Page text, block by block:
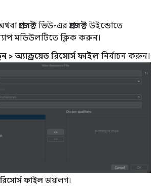
প্রজেক্ট ভিউ-এর প্রজেক্ট উইন্ডোতে
মডিউলটিতে ক্লিক করুন।
> অ্যান্ড্রয়েড রিসোর্স ফাইল নির্বাচন করুন।
ফাইল ডায়ালগ।